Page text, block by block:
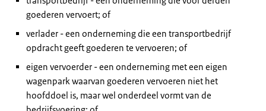
goederen vervoert; of
verlader - een onderneming die een transportbedrijf
opdracht geeft goederen te vervoeren; of
eigen vervoerder - een onderneming met een eigen
wagenpark waarvan goederen vervoeren niet het
hoofddoel is, maar wel onderdeel vormt van de